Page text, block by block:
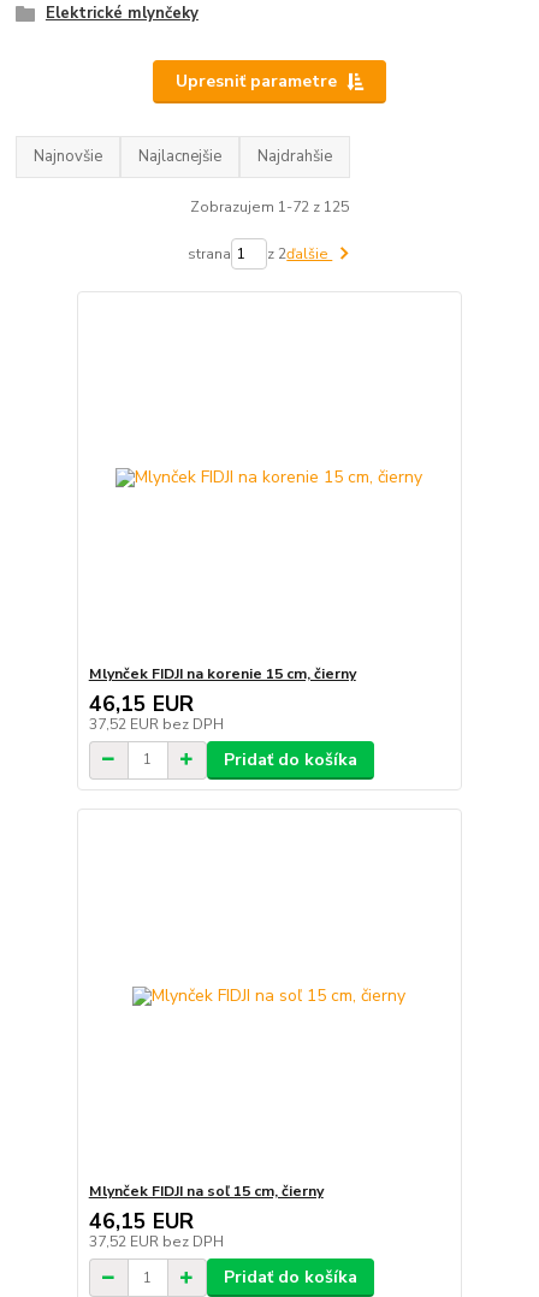
Elektrické mlynčeky
Upresniť parametre
Najnovšie Najlacnejšie Najdrahšie
Zobrazujem 1-72 z 125
strana z 2ďalšie
Mlynček FIDJI na korenie 15 cm, čierny
46,15 EUR
37,52 EUR bez DPH
Pridať do košíka
Mlynček FIDJI na soľ 15 cm, čierny
46,15 EUR
37,52 EUR bez DPH
Pridať do košíka